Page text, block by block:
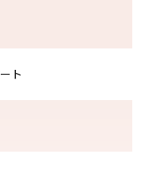
ト